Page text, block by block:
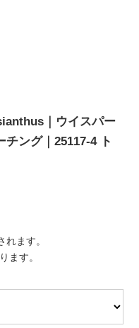
｜ウイスパー
チング｜25117-4 ト
ます。
ます。